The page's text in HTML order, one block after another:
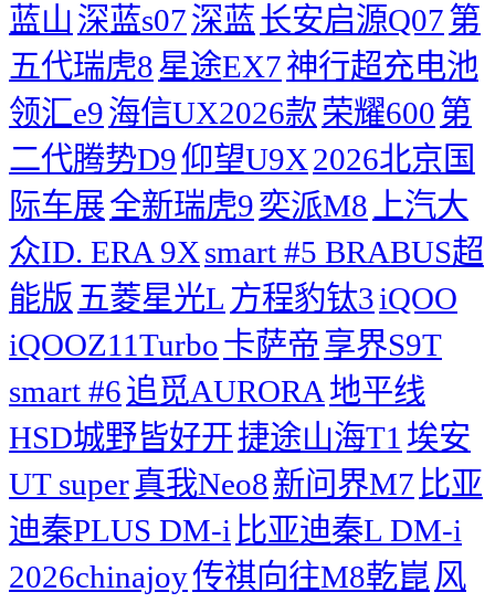
蓝山 深蓝s07深蓝长安启源Q07第
五代瑞虎8星途EX7神行超充电池
领汇e9海信UX2026款荣耀600第
二代腾势D9仰望U9X2026北京国
际车展全新瑞虎9奕派M8 上汽大
众ID. ERA 9Xsmart #5 BRABUS超
能版 五菱星光L 方程豹钛3iQOO
iQOOZ11Turbo卡萨帝享界S9T
smart #6追觅AURORA 地平线
HSD城野皆好开捷途山海T1 埃安
UT super真我Neo8新问界M7 比亚
迪秦PLUS DM-i 比亚迪秦L DM-i
2026chinajoy传祺向往M8乾崑 风